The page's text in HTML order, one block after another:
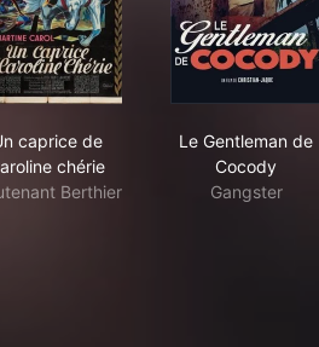
caprice de
chérie
Berthier
Le Gentleman de
Cocody
Gangster